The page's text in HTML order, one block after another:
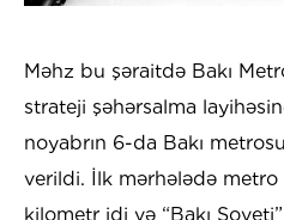
Məhz bu şəraitdə Bakı
strateji şəhərsalma
noyabrın 6-da Bakı
verildi. İlk mərhələdə
kilometr idi və “Bakı